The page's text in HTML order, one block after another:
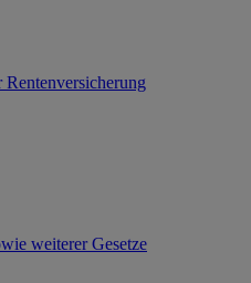
weiterer Gesetze